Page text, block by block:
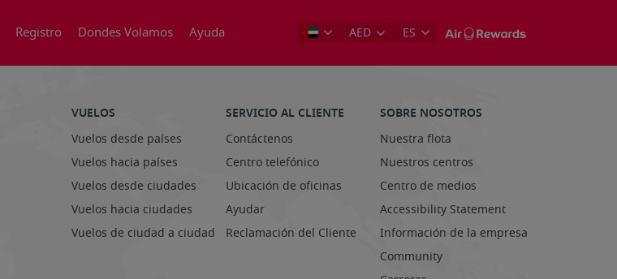
AED ES
Registro Dondes Volamos Ayuda
VUELOS
Vuelos desde países
Vuelos hacia países
Vuelos desde ciudades
Vuelos hacia ciudades
Vuelos de ciudad a ciudad
SERVICIO AL CLIENTE
Contáctenos
Centro telefónico
Ubicación de oficinas
Ayudar
Reclamación del Cliente
SOBRE NOSOTROS
Nuestra flota
Nuestros centros
Centro de medios
Accessibility Statement
Información de la empresa
Community